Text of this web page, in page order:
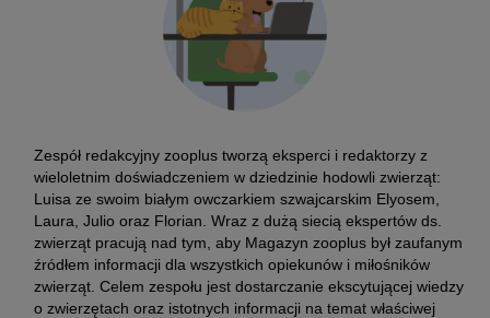
Zespół redakcyjny zooplus tworzą eksperci i redaktorzy z
wieloletnim doświadczeniem w dziedzinie hodowli zwierząt:
Luisa ze swoim białym owczarkiem szwajcarskim Elyosem,
Laura, Julio oraz Florian. Wraz z dużą siecią ekspertów ds.
zwierząt pracują nad tym, aby Magazyn zooplus był zaufanym
źródłem informacji dla wszystkich opiekunów i miłośników
zwierząt. Celem zespołu jest dostarczanie ekscytującej wiedzy
o zwierzętach oraz istotnych informacji na temat właściwej